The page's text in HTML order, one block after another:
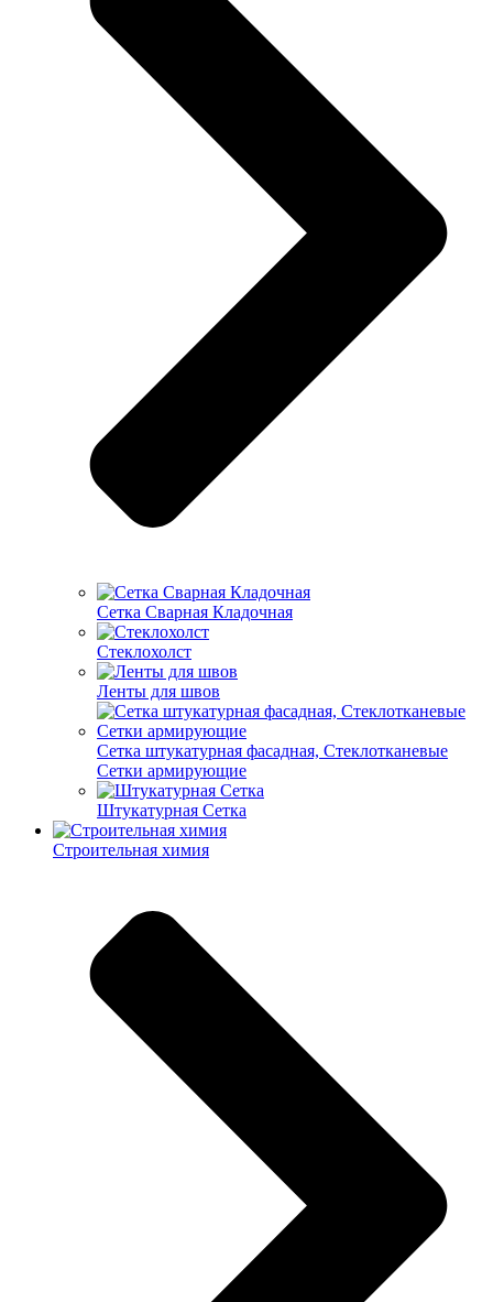
Cетка Сварная Кладочная
Cтеклохолст
Ленты для швов
Сетка штукатурная фасадная, Стеклотканевые
Сетки армирующие
Штукатурная Сетка
Строительная химия